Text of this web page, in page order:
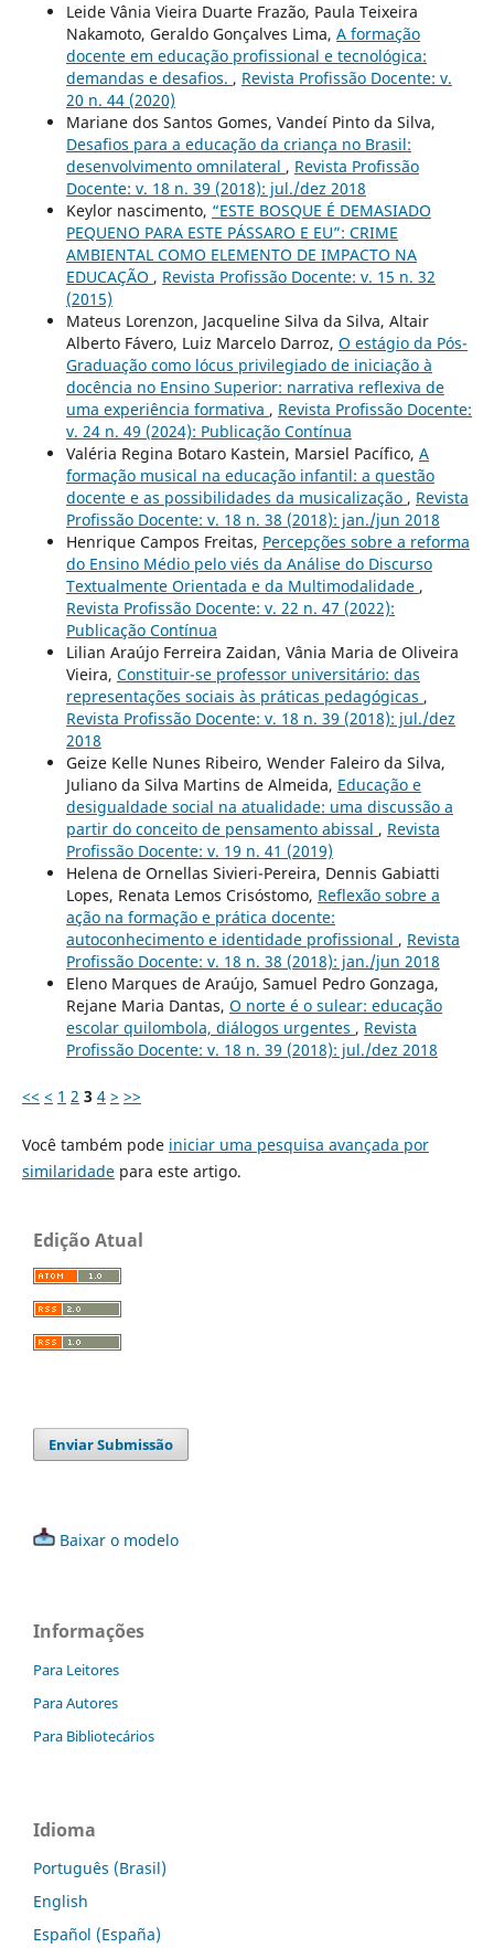
Leide Vânia Vieira Duarte Frazão, Paula Teixeira
Nakamoto, Geraldo Gonçalves Lima, A formação
docente em educação profissional e tecnológica:
demandas e desafios. , Revista Profissão Docente: v.
20 n. 44 (2020)
Mariane dos Santos Gomes, Vandeí Pinto da Silva,
Desafios para a educação da criança no Brasil:
desenvolvimento omnilateral , Revista Profissão
Docente: v. 18 n. 39 (2018): jul./dez 2018
Keylor nascimento, “ESTE BOSQUE É DEMASIADO
PEQUENO PARA ESTE PÁSSARO E EU”: CRIME
AMBIENTAL COMO ELEMENTO DE IMPACTO NA
EDUCAÇÃO , Revista Profissão Docente: v. 15 n. 32
(2015)
Mateus Lorenzon, Jacqueline Silva da Silva, Altair
Alberto Fávero, Luiz Marcelo Darroz, O estágio da Pós-
Graduação como lócus privilegiado de iniciação à
docência no Ensino Superior: narrativa reflexiva de
uma experiência formativa , Revista Profissão Docente:
v. 24 n. 49 (2024): Publicação Contínua
Valéria Regina Botaro Kastein, Marsiel Pacífico, A
formação musical na educação infantil: a questão
docente e as possibilidades da musicalização , Revista
Profissão Docente: v. 18 n. 38 (2018): jan./jun 2018
Henrique Campos Freitas, Percepções sobre a reforma
do Ensino Médio pelo viés da Análise do Discurso
Textualmente Orientada e da Multimodalidade ,
Revista Profissão Docente: v. 22 n. 47 (2022):
Publicação Contínua
Lilian Araújo Ferreira Zaidan, Vânia Maria de Oliveira
Vieira, Constituir-se professor universitário: das
representações sociais às práticas pedagógicas ,
Revista Profissão Docente: v. 18 n. 39 (2018): jul./dez
2018
Geize Kelle Nunes Ribeiro, Wender Faleiro da Silva,
Juliano da Silva Martins de Almeida, Educação e
desigualdade social na atualidade: uma discussão a
partir do conceito de pensamento abissal , Revista
Profissão Docente: v. 19 n. 41 (2019)
Helena de Ornellas Sivieri-Pereira, Dennis Gabiatti
Lopes, Renata Lemos Crisóstomo, Reflexão sobre a
ação na formação e prática docente:
autoconhecimento e identidade profissional , Revista
Profissão Docente: v. 18 n. 38 (2018): jan./jun 2018
Eleno Marques de Araújo, Samuel Pedro Gonzaga,
Rejane Maria Dantas, O norte é o sulear: educação
escolar quilombola, diálogos urgentes , Revista
Profissão Docente: v. 18 n. 39 (2018): jul./dez 2018
<< < 1 2 3 4 > >>
Você também pode iniciar uma pesquisa avançada por
similaridadepara este artigo.
Edição Atual
Enviar Submissão
Baixar o modelo
Informações
Para Leitores
Para Autores
Para Bibliotecários
Idioma
Português (Brasil)
English
Español (España)